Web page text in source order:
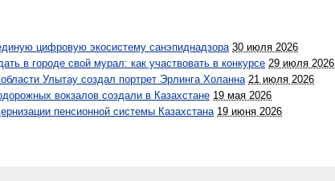
цифровую экосистему санэпиднадзора 30 июля 2026
в городе свой мурал: как участвовать в конкурсе 29 июля 2026
Улытау создал портрет Эрлинга Холанна 21 июля 2026
вокзалов создали в Казахстане 19 мая 2026
пенсионной системы Казахстана 19 июня 2026